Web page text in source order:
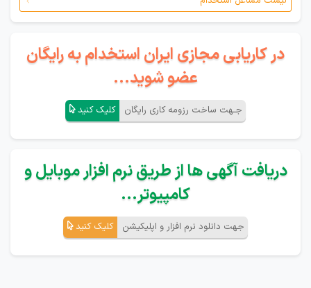
در کاریابی مجازی ایران استخدام به رایگان
عضو شوید...
جـهت ساخت رزومه کاری رایگان کلیک کنید
دریافت آگهی ها از طریق نرم افزار موبایل و
کامپیوتر...
جهت دانلود نرم افزار و اپلیکیشن کلیک کنید